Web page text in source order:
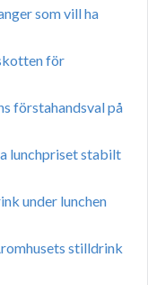
som vill ha
för
förstahandsval på
lunchpriset stabilt
under lunchen
stilldrink